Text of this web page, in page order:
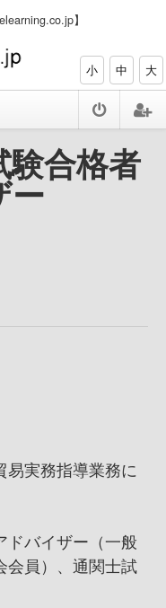
】
小 中 大
合格者
ー
易実務指導業務に
ドバイザー（一般
会員）、通関士試